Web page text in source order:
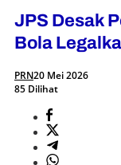
JPS Desak
Bola
PRN20 Mei 2026
85 Dilihat